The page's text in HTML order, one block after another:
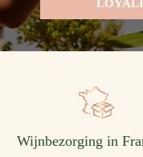
Wijnbezorging in